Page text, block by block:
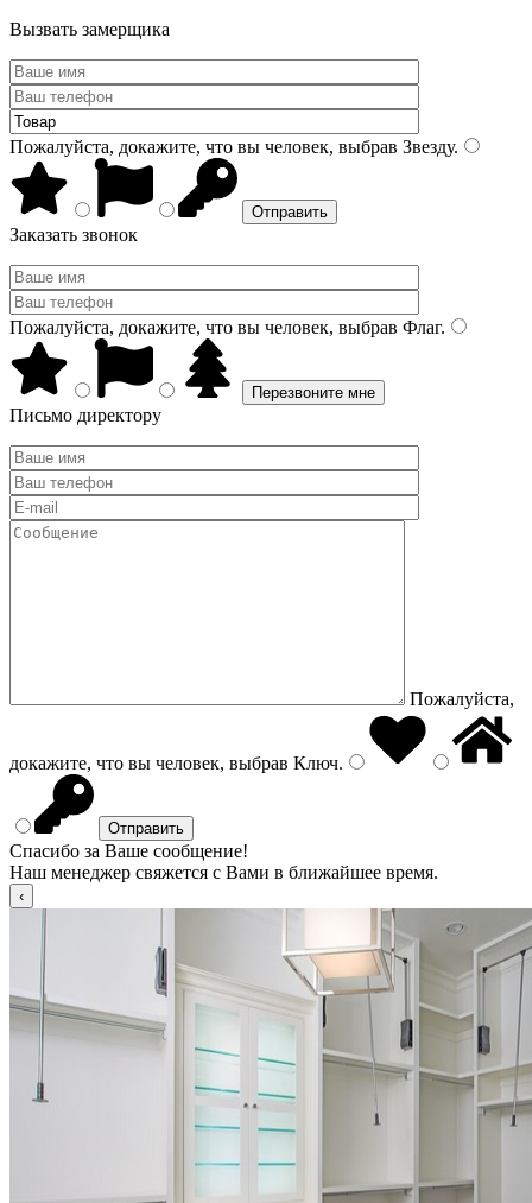
Вызвать замерщика
Пожалуйста, докажите, что вы человек, выбрав Звезду.
Заказать звонок
Пожалуйста, докажите, что вы человек, выбрав Флаг.
Письмо директору
Пожалуйста,
докажите, что вы человек, выбрав Ключ.
Спасибо за Ваше сообщение!
Наш менеджер свяжется с Вами в ближайшее время.